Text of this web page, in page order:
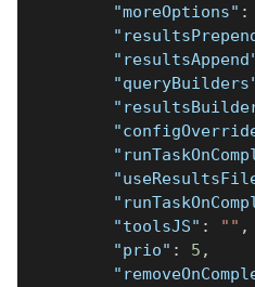
"moreOptions" :
"toolsJS" : "" ,
"prio" : 5 ,